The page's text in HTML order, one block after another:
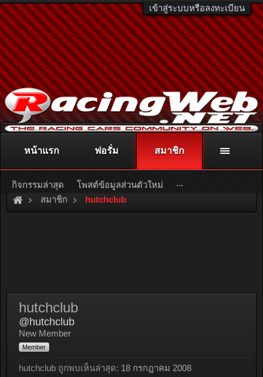
เข้าสู่ระบบหรือลงทะเบียน
ติดต่อลงโฆษณา racingweb@gmail.comหรือโทร. 081-811-1138
หรืออ่านรายละเอียดเพิ่มเติม คลิกที่นี่
สมาชิก hutchclub
hutchclub
@hutchclub
New Member
Member
hutchclub ถูกพบเห็นล่าสุด: 18 กรกฎาคม 2008
หน้าแรก ฟอรั่ม สมาชิก
กิจกรรมล่าสุด โพสต์ข้อมูลส่วนตัวใหม่ ...